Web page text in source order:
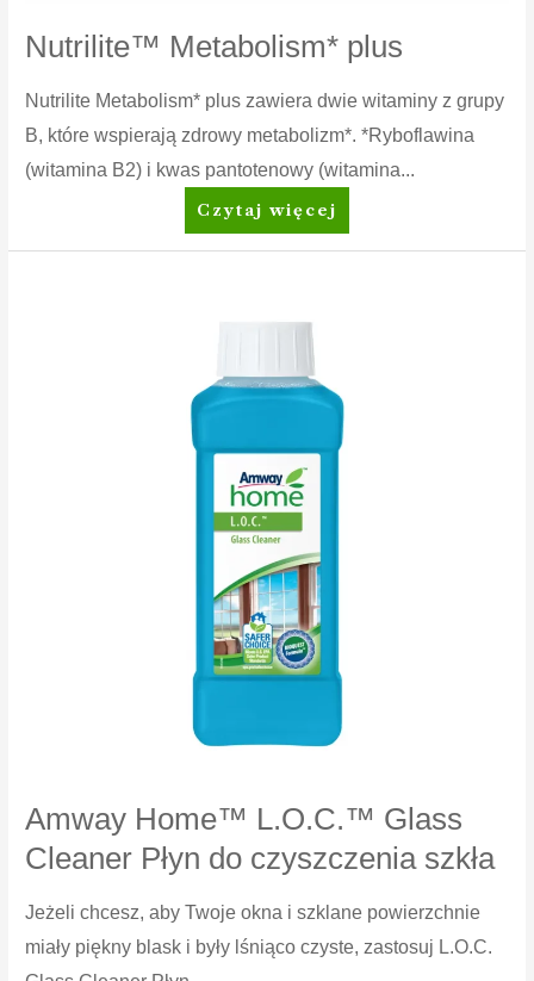
Nutrilite™ Metabolism* plus
Nutrilite Metabolism* plus zawiera dwie witaminy z grupy
B, które wspierają zdrowy metabolizm*. *Ryboflawina
(witamina B2) i kwas pantotenowy (witamina...
Nutrilite™
Metabolism*
Czytaj więcej
Amway Home™ L.O.C.™ Glass
Cleaner Płyn do czyszczenia szkła
Jeżeli chcesz, aby Twoje okna i szklane powierzchnie
miały piękny blask i były lśniąco czyste, zastosuj L.O.C.